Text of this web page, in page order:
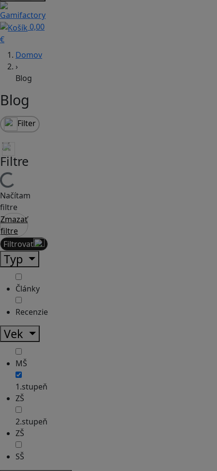
0,00
€
Domov
›
Blog
Blog
Filter
Filtre
Načítam
filtre
Zmazať
filtre
Filtrovať
Typ
Články
Recenzie
Vek
MŠ
1.stupeň
ZŠ
2.stupeň
ZŠ
SŠ